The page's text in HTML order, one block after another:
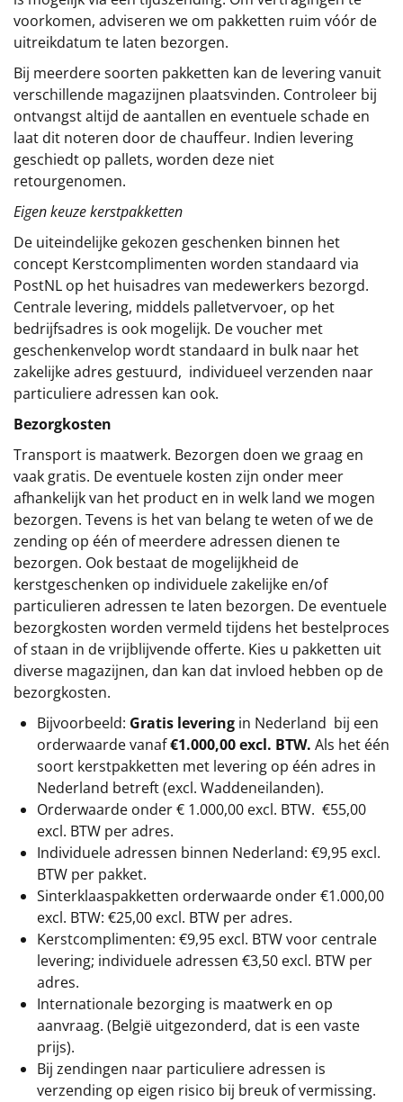
voorkomen, adviseren we om pakketten ruim vóór de
uitreikdatum te laten bezorgen.
Bij meerdere soorten pakketten kan de levering vanuit
verschillende magazijnen plaatsvinden. Controleer bij
ontvangst altijd de aantallen en eventuele schade en
laat dit noteren door de chauffeur. Indien levering
geschiedt op pallets, worden deze niet
retourgenomen.
Eigen keuze kerstpakketten
De uiteindelijke gekozen geschenken binnen het
concept Kerstcomplimenten worden standaard via
PostNL op het huisadres van medewerkers bezorgd.
Centrale levering, middels palletvervoer, op het
bedrijfsadres is ook mogelijk. De voucher met
geschenkenvelop wordt standaard in bulk naar het
zakelijke adres gestuurd, individueel verzenden naar
particuliere adressen kan ook.
Bezorgkosten
Transport is maatwerk. Bezorgen doen we graag en
vaak gratis. De eventuele kosten zijn onder meer
afhankelijk van het product en in welk land we mogen
bezorgen. Tevens is het van belang te weten of we de
zending op één of meerdere adressen dienen te
bezorgen. Ook bestaat de mogelijkheid de
kerstgeschenken op individuele zakelijke en/of
particulieren adressen te laten bezorgen. De eventuele
bezorgkosten worden vermeld tijdens het bestelproces
of staan in de vrijblijvende offerte. Kies u pakketten uit
diverse magazijnen, dan kan dat invloed hebben op de
bezorgkosten.
Bijvoorbeeld: Gratis levering in Nederland bij een
orderwaarde vanaf€1.000,00 excl. BTW. Als het één
soort kerstpakketten met levering op één adres in
Nederland betreft (excl. Waddeneilanden).
Orderwaarde onder € 1.000,00 excl. BTW. €55,00
excl. BTW per adres.
Individuele adressen binnen Nederland: €9,95 excl.
BTW per pakket.
Sinterklaaspakketten orderwaarde onder €1.000,00
excl. BTW: €25,00 excl. BTW per adres.
Kerstcomplimenten: €9,95 excl. BTW voor centrale
levering; individuele adressen €3,50 excl. BTW per
adres.
Internationale bezorging is maatwerk en op
aanvraag. (België uitgezonderd, dat is een vaste
prijs).
Bij zendingen naar particuliere adressen is
verzending op eigen risico bij breuk of vermissing.